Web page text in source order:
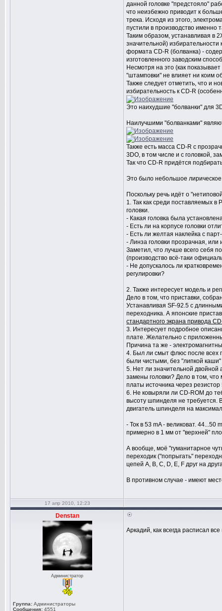
данной головке "предстояло"
что неизбежно приводит к
трека. Исходя из этого,
пустили в производство именно
Таким образом, устанавливая в
значительной)
формата CD-R (болванка) -
изготовленного заводским
Несмотря на это (как
"штамповки" не влияет ни коим
Также следует отметить, что и
избирательность к CD-R
Это наихудшие "болванки" для
Наилучшими "болванками"
Также есть масса CD-R с
3DO, в том числе и с головкой,
Так что CD-R придётся
Это было небольшое лирическое
Поскольку речь идёт о
1. Так как среди поставляемых в
головки.
- Какая головка была
- Есть ли на корпусе головки
- Есть ли желтая наклейка с
- Линза головки прозрачная,
Заметил, что лучше всего себя
(производство всё-таки
- Не допускалось ли
регулировки?
2. Также интересует модель и
Дело в том, что приставки,
Устанавливая SF-92.5 с
переходника. А японские
стандартного экрана привода
3. Интересует подробное
плате. Желательно с
Причина та же -
4. Был ли смыт флюс после всех
были чистыми, без "липкой
5. Нет ли значительной
замены головки? Дело в том,
платы источника через
6. Не ковыряли ли CD-ROM до
высоту шпинделя не требуется.
двигатель шпинделя на
- Ток в 53 mA - великоват.
примерно в 1 мм от "верхней"
А вообще, моё "гуманитарное
переходик ("попрыгать"
цепей A, B, C, D, E, F друг на
В противном случае - имеют
17 апр 2010, 12:23
Denstan
Администратор
Группа: Администраторы
Сообщения: 4551
Аркадий, как всегда расписал